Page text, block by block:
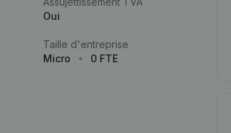
Oui
Taille d'entreprise
Micro
0 FTE